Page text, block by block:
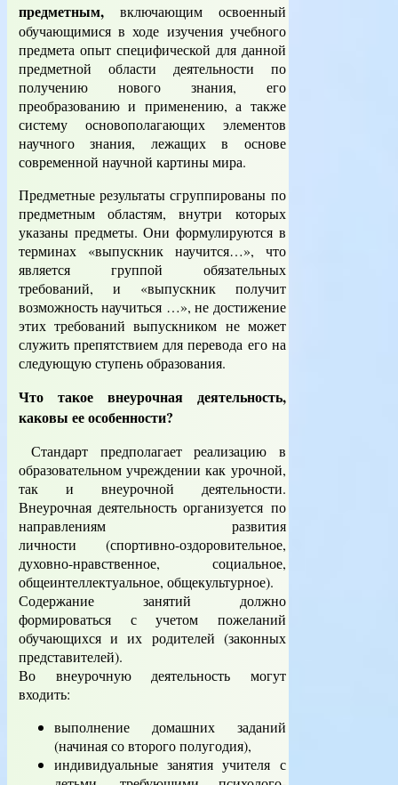
предметным, включающим освоенный
обучающимися в ходе изучения учебного
предмета опыт специфической для данной
предметной области деятельности по
получению нового знания, его
преобразованию и применению, а также
систему основополагающих элементов
научного знания, лежащих в основе
современной научной картины мира.
Предметные результаты сгруппированы по
предметным областям, внутри которых
указаны предметы. Они формулируются в
терминах «выпускник научится…», что
является группой обязательных
требований, и «выпускник получит
возможность научиться …», не достижение
этих требований выпускником не может
служить препятствием для перевода его на
следующую ступень образования.
Что такое внеурочная деятельность,
каковы ее особенности?
Стандарт предполагает реализацию в
образовательном учреждении как урочной,
так и внеурочной деятельности.
Внеурочная деятельность организуется по
направлениям развития
личности (спортивно-оздоровительное,
духовно-нравственное, социальное,
общеинтеллектуальное, общекультурное).
Содержание занятий должно
формироваться с учетом пожеланий
обучающихся и их родителей (законных
представителей).
Во внеурочную деятельность могут
входить:
выполнение домашних заданий
(начиная со второго полугодия),
индивидуальные занятия учителя с